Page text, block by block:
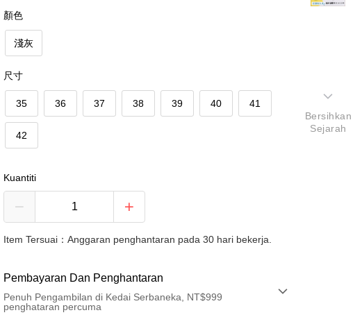
顏色
淺灰
尺寸
35 36 37 38 39 40 41
42
Kuantiti
Item Tersuai：Anggaran penghantaran pada 30 hari bekerja.
Pembayaran Dan Penghantaran
Penuh Pengambilan di Kedai Serbaneka, NT$999
penghataran percuma
Bersihkan
Sejarah